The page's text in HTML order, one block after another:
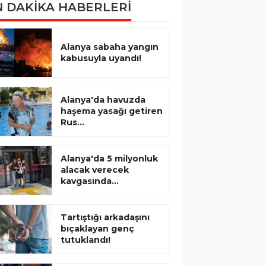
DAKİKA HABERLERİ
Alanya sabaha yangın
kabusuyla uyandı!
Alanya'da havuzda
haşema yasağı getiren
Rus...
Alanya'da 5 milyonluk
alacak verecek
kavgasında...
Tartıştığı arkadaşını
bıçaklayan genç
tutuklandı!